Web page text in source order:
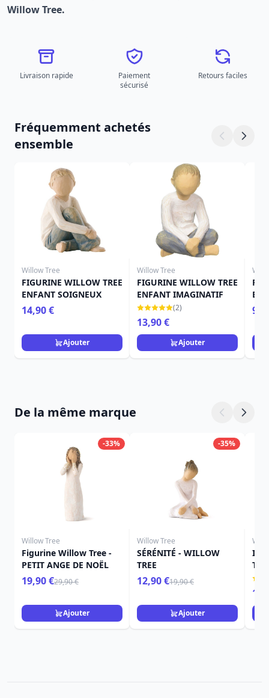
Willow Tree.
Livraison rapide
Paiement
sécurisé
Retours faciles
Fréquemment achetés
ensemble
Willow Tree
FIGURINE WILLOW TREE
ENFANT SOIGNEUX
14,90 €
Ajouter
Willow Tree
FIGURINE WILLOW TREE
ENFANT IMAGINATIF
(2)
13,90 €
Ajouter
De la même marque
-33%
Willow Tree
Figurine Willow Tree -
PETIT ANGE DE NOËL
19,90 €29,90 €
Ajouter
-35%
Willow Tree
SÉRÉNITÉ - WILLOW
TREE
12,90 €19,90 €
Ajouter
ICI